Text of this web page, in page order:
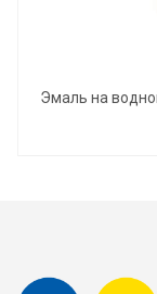
Эмаль на